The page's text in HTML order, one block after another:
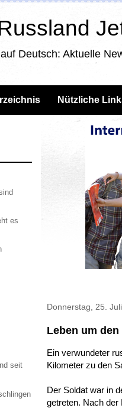
Deutsch: Aktuelle
Nützliche
Donnerstag, 25.
Leben um
Ein verwundeter
Kilometer zu den
Der Soldat war in
getreten. Nach der
es
seit